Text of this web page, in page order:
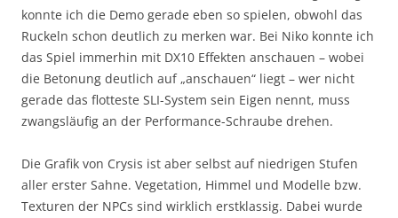
konnte ich die Demo gerade eben so spielen, obwohl das
Ruckeln schon deutlich zu merken war. Bei Niko konnte ich
das Spiel immerhin mit DX10 Effekten anschauen – wobei
die Betonung deutlich auf „anschauen“ liegt – wer nicht
gerade das flotteste SLI-System sein Eigen nennt, muss
zwangsläufig an der Performance-Schraube drehen.
Die Grafik von Crysis ist aber selbst auf niedrigen Stufen
aller erster Sahne. Vegetation, Himmel und Modelle bzw.
Texturen der NPCs sind wirklich erstklassig. Dabei wurde